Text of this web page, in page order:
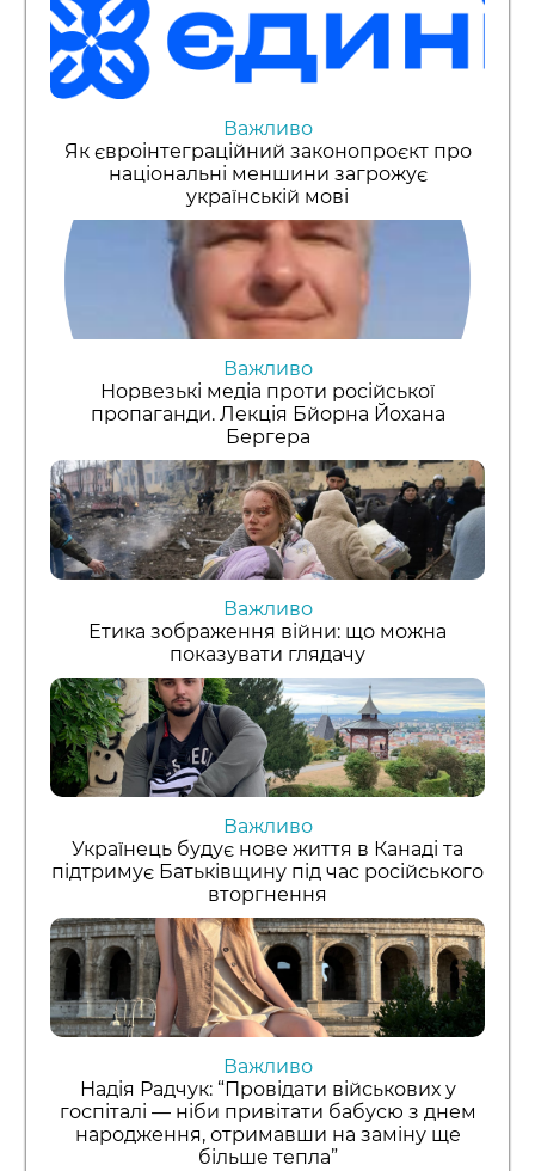
Важливо
Як євроінтеграційний законопроєкт про
національні меншини загрожує
українській мові
Важливо
Норвезькі медіа проти російської
пропаганди. Лекція Бйорна Йохана
Бергера
Важливо
Етика зображення війни: що можна
показувати глядачу
Важливо
Українець будує нове життя в Канаді та
підтримує Батьківщину під час російського
вторгнення
Важливо
Надія Радчук: “Провідати військових у
госпіталі — ніби привітати бабусю з днем
народження, отримавши на заміну ще
більше тепла”